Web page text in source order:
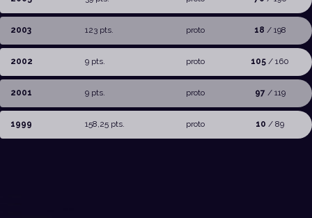
2003 123 pts. proto 18 / 198
2002 9 pts. proto 105 / 160
2001 9 pts. proto 97 / 119
1999 158,25 pts. proto 10 / 89